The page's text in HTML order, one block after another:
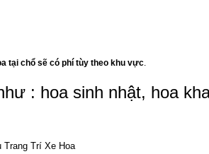
tại chổ sẽ có phí tùy theo khu vực.
: hoa sinh nhật, hoa
Trí Xe Hoa